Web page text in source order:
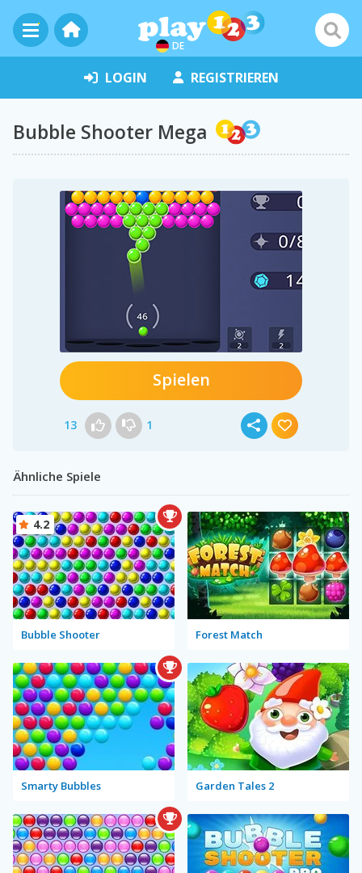
DE
LOGIN REGISTRIEREN
Bubble Shooter Mega
Spielen
13 1
Ähnliche Spiele
Bubble Shooter
4.2
Forest Match
Smarty Bubbles Garden Tales 2